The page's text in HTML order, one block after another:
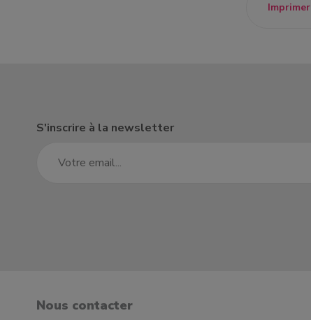
Imprimer
S'inscrire à la newsletter
Nous contacter